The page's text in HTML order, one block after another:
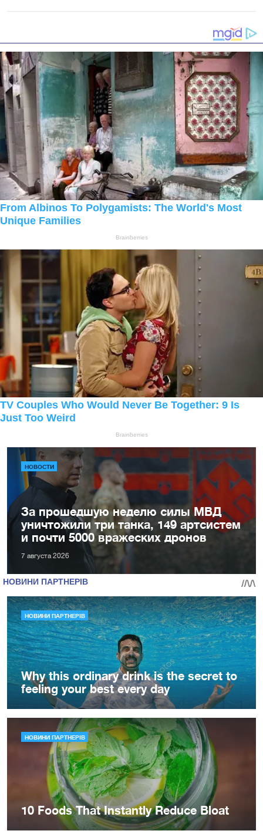
НОВОСТИ
За прошедшую неделю силы МВД
уничтожили три танка, 149 артсистем
и почти 5000 вражеских дронов
7 августа 2026